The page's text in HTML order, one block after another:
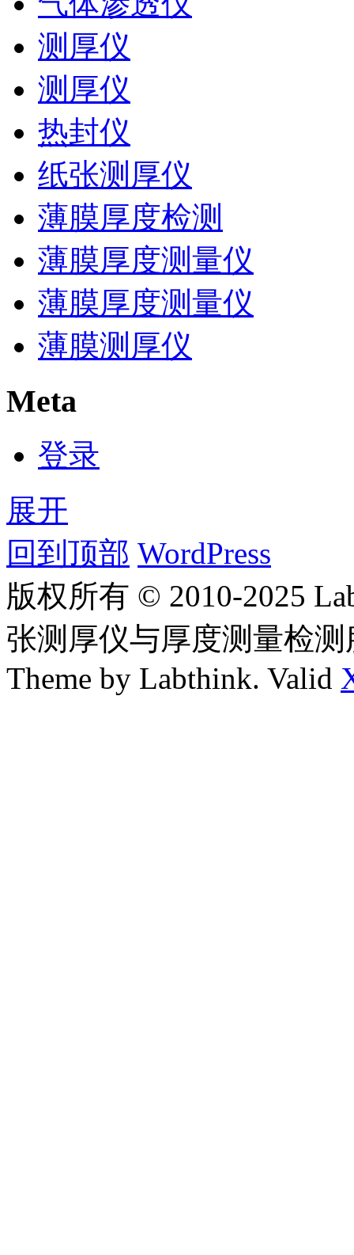
测厚仪
测厚仪
热封仪
纸张测厚仪
薄膜厚度检测
薄膜厚度测量仪
薄膜厚度测量仪
薄膜测厚仪
Meta
登录
展开
回到顶部 WordPress
版权所有 © 2010-2025
张测厚仪与厚度测量检
Theme by Labthink. Valid